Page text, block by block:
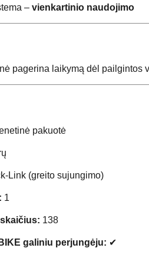
– vienkartinio naudojimo
pagerina laikymą dėl pailgintos
pakuotė
Link (greito sujungimo)
1
138
galiniu perjungėju: ✔